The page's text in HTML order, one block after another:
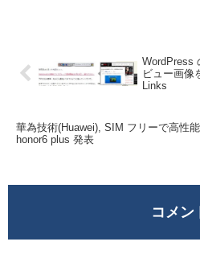
WordPress
ビュー画像
Links
華為技術(Huawei), SIM フリーで高性
honor6 plus 発表
コメン